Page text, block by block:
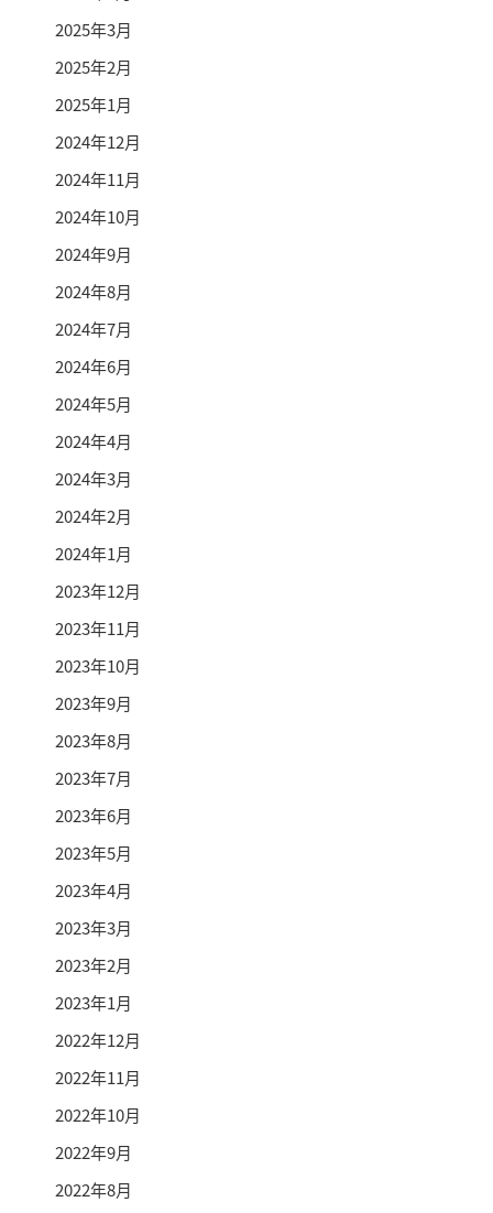
2025年3月
2025年2月
2025年1月
2024年12月
2024年11月
2024年10月
2024年9月
2024年8月
2024年7月
2024年6月
2024年5月
2024年4月
2024年3月
2024年2月
2024年1月
2023年12月
2023年11月
2023年10月
2023年9月
2023年8月
2023年7月
2023年6月
2023年5月
2023年4月
2023年3月
2023年2月
2023年1月
2022年12月
2022年11月
2022年10月
2022年9月
2022年8月